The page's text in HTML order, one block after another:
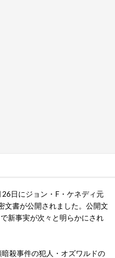
日にジョン・F・ケネディ元
文書が公開されました。公開文
新事実が次々と明らかにされ
殺事件の犯人・オズワルドの